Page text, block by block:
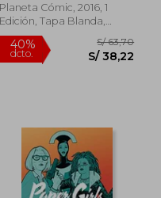
Planeta Cómic, 2016, 1
Edición, Tapa Blanda,
Nuevo